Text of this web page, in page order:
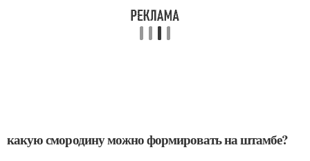
какую смородину можно формировать на штамбе?